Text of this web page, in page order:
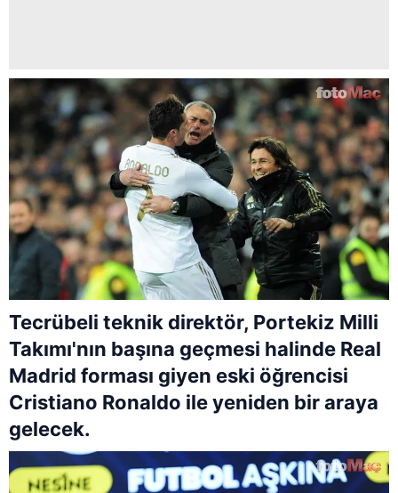
Tecrübeli teknik direktör, Portekiz Milli
Takımı'nın başına geçmesi halinde Real
Madrid forması giyen eski öğrencisi
Cristiano Ronaldo ile yeniden bir araya
gelecek.